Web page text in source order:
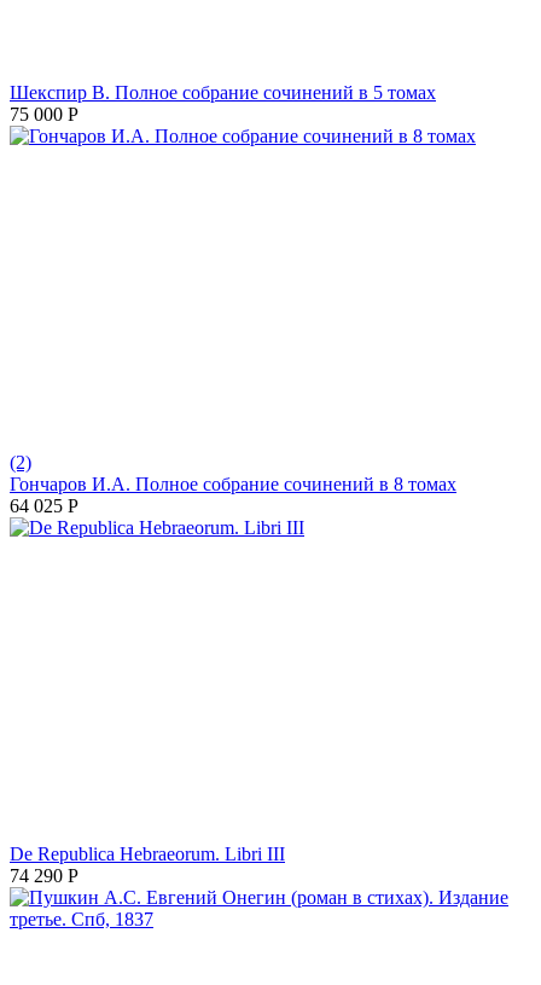
Шекспир В. Полное собрание сочинений в 5 томах
75 000 Р
(2)
Гончаров И.А. Полное собрание сочинений в 8 томах
64 025 Р
De Republica Hebraeorum. Libri III
74 290 Р